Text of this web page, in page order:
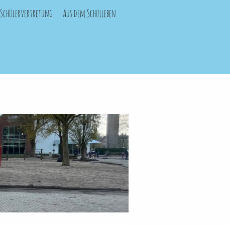
Schülervertretung Aus dem Schulleben